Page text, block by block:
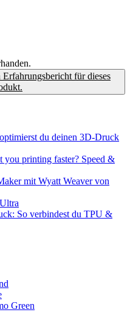
für dieses
du deinen 3D-Druck
you printing faster? Speed &
mit Wyatt Weaver von
So verbindest du TPU &
Green